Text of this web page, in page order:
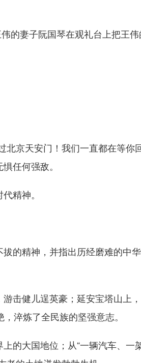
的妻子阮国琴在观礼台上把王
京天安门！我们一直都在等你
任何强敌。
精神。
精神，并指出历经磨难的中华
健儿逞英豪；延安宝塔山上
淬炼了全民族的坚强意志。
大国地位；从“一辆汽车、一